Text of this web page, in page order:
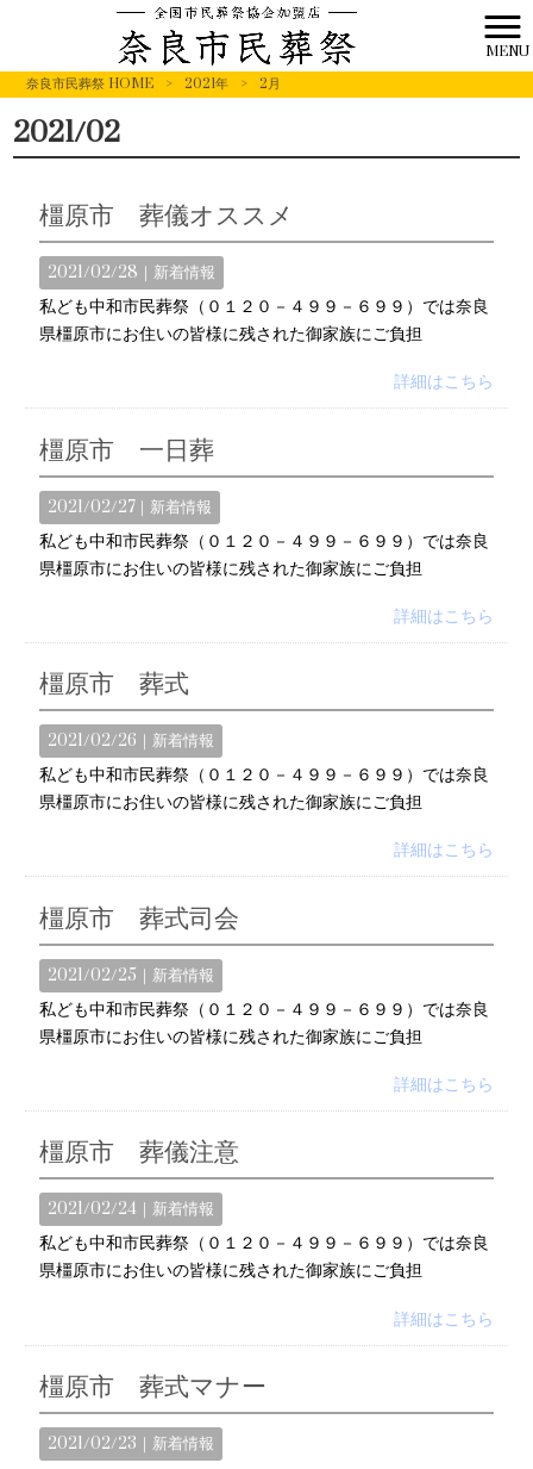
MENU
奈良市民葬祭 HOME
> 2021年 > 2月
2021/02
橿原市 葬儀オススメ
2021/02/28｜新着情報
私ども中和市民葬祭（０１２０－４９９－６９９）では奈良
県橿原市にお住いの皆様に残された御家族にご負担
詳細はこちら
橿原市 一日葬
2021/02/27｜ 新着情報
私ども中和市民葬祭（０１２０－４９９－６９９）では奈良
県橿原市にお住いの皆様に残された御家族にご負担
詳細はこちら
橿原市 葬式
2021/02/26｜新着情報
私ども中和市民葬祭（０１２０－４９９－６９９）では奈良
県橿原市にお住いの皆様に残された御家族にご負担
詳細はこちら
橿原市 葬式司会
2021/02/25｜新着情報
私ども中和市民葬祭（０１２０－４９９－６９９）では奈良
県橿原市にお住いの皆様に残された御家族にご負担
詳細はこちら
橿原市 葬儀注意
2021/02/24｜新着情報
私ども中和市民葬祭（０１２０－４９９－６９９）では奈良
県橿原市にお住いの皆様に残された御家族にご負担
詳細はこちら
橿原市 葬式マナー
2021/02/23｜新着情報